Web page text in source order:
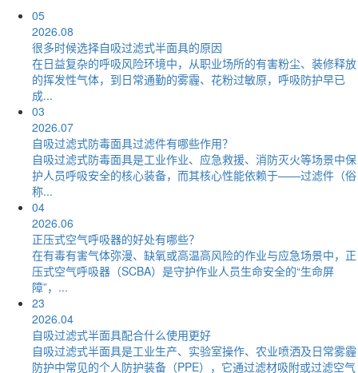
05
2026.08
很多时候选择自吸过滤式半面具的原因
在日益复杂的呼吸风险环境中，从职业场所的有害粉尘、装修释放
的挥发性气体，到日常通勤的雾霾、花粉过敏原，呼吸防护早已
成...
03
2026.07
自吸过滤式防毒面具过滤件有哪些作用？
自吸过滤式防毒面具是工业作业、应急救援、消防灭火等场景中保
护人员呼吸安全的核心装备，而其核心性能依赖于——过滤件（俗
称...
04
2026.06
正压式空气呼吸器的好处有哪些？
在有毒有害气体弥漫、缺氧或高温高风险的作业与应急场景中，正
压式空气呼吸器（SCBA）是守护作业人员生命安全的“生命屏
障”，...
23
2026.04
自吸过滤式半面具配合什么使用更好
自吸过滤式半面具是工业生产、实验室操作、农业喷洒及日常雾霾
防护中常见的个人防护装备（PPE），它通过滤材吸附或过滤空气